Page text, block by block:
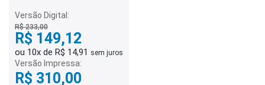
Avaliador Federal
Versão Digital:
R$ 233,00
R$ 149,12
ou 10x de R$ 14,91 sem juros
Versão Impressa:
R$ 310,00